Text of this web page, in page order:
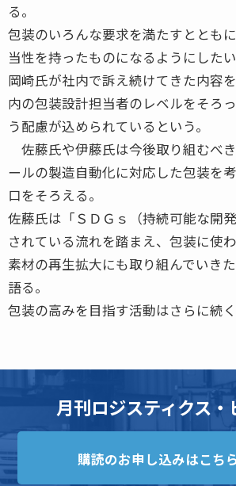
る。
包装のいろんな要求を満たすととも
当性を持ったものになるようにした
岡崎氏が社内で訴え続けてきた内容
内の包装設計担当者のレベルをそろ
う配慮が込められているという。
佐藤氏や伊藤氏は今後取り組むべ
ールの製造自動化に対応した包装を
口をそろえる。
佐藤氏は「ＳＤＧｓ（持続可能な開
されている流れを踏まえ、包装に使
素材の再生拡大にも取り組んでいき
語る。
包装の高みを目指す活動はさらに続く
月刊ロジスティクス・
購読のお申し込みはこち